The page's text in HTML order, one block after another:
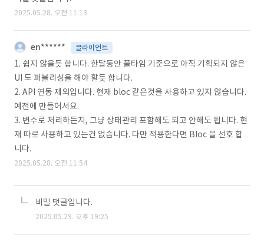
2025.05.28. 오전 11:13
en****** 클라이언트
1. 쉽지 않을듯 합니다. 한달동안 풀타임 기준으로 아직 기획되지 않은
UI 도 퍼블리싱을 해야 할듯 합니다.
2. API 연동 제외입니다. 현재 bloc 같은것을 사용하고 있지 않습니다.
예전에 만들어서요.
3. 변수로 처리하든지, 그냥 상태관리 포함해도 되고 안해도 됩니다. 현
재 따로 사용하고 있는건 없습니다. 다만 적용한다면 Bloc 을 선호 합
니다.
2025.05.28. 오전 11:54
비밀 댓글입니다.
2025.05.29. 오후 19:25